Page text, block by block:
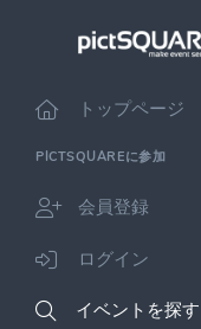
トップページ
PICTSQUAREに参加
会員登録
ログイン
イベントを探す